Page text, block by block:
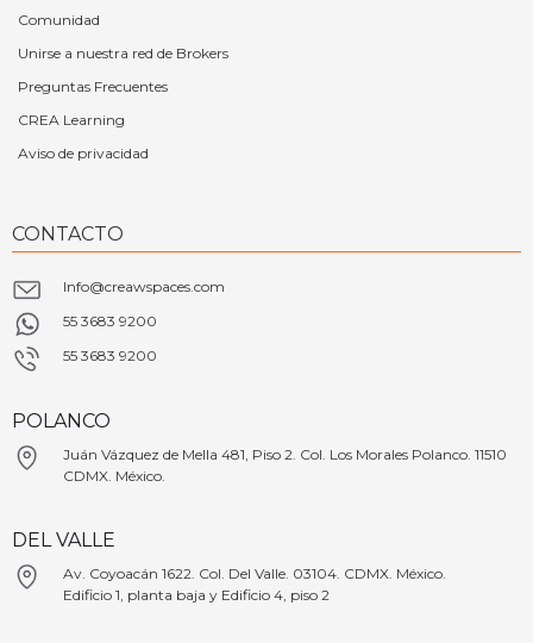
Comunidad
Unirse a nuestra red de Brokers
Preguntas Frecuentes
CREA Learning
Aviso de privacidad
CONTACTO
Info@creawspaces.com
55 3683 9200
55 3683 9200
POLANCO
Juán Vázquez de Mella 481, Piso 2. Col. Los Morales Polanco. 11510
CDMX. México.
DEL VALLE
Av. Coyoacán 1622. Col. Del Valle. 03104. CDMX. México.
Edificio 1, planta baja y Edificio 4, piso 2